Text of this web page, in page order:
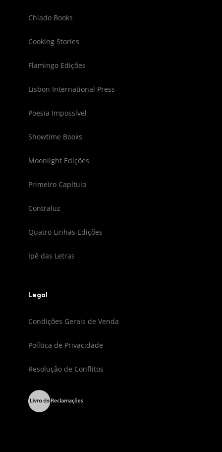
Chiado Books
Cooking Stories
Flamingo Edições
Lisbon International Press
Poesia Impossível
Showtime Books
Moonlight Edições
Primeiro Capítulo
Contraluz
Quatro Linhas Edições
Ipê das Letras
Legal
Condições Gerais de Venda
Política de Privacidade
Resolução de Conflitos